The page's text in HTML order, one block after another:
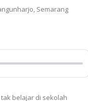
tak belajar di sekolah